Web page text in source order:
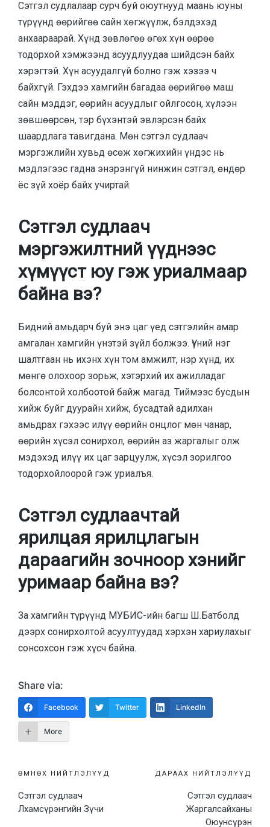
Сэтгэл судлалаар сурч буй оюутнууд маань юуны
түрүүнд өөрийгөө сайн хөгжүүлж, бэлдэхэд
анхаараарай. Хүнд зөвлөгөө өгөх хүн өөрөө
тодорхой хэмжээнд асуудлуудаа шийдсэн байх
хэрэгтэй. Хүн асуудалгүй болно гэж хэзээ ч
байхгүй. Гэхдээ хамгийн багадаа өөрийгөө маш
сайн мэддэг, өөрийн асуудлыг ойлгосон, хүлээн
зөвшөөрсөн, тэр бүхэнтэй эвлэрсэн байх
шаардлага тавигдана. Мөн сэтгэл судлаач
мэргэжлийн хувьд өсөж хөгжихийн үндэс нь
мэдлэгээс гадна энэрэнгүй нинжин сэтгэл, өндөр
ёс зүй хоёр байх учиртай.
Сэтгэл судлаач
мэргэжилтний үүднээс
хүмүүст юу гэж уриалмаар
байна вэ?
Бидний амьдарч буй энэ цаг үед сэтгэлийн амар
амгалан хамгийн үнэтэй зүйл болжээ. Үүний нэг
шалтгаан нь ихэнх хүн том амжилт, нэр хүнд, их
мөнгө олохоор зорьж, хэтэрхий их ажилладаг
болсонтой холбоотой байж магад. Тиймээс бусдын
хийж буйг дуурайн хийж, бусадтай адилхан
амьдрах гэхээс илүү өөрийн онцлог мөн чанар,
өөрийн хүсэл сонирхол, өөрийн аз жаргалыг олж
мэдэхэд илүү их цаг зарцуулж, хүсэл зорилгоо
тодорхойлоорой гэж уриалъя.
Сэтгэл судлаачтай
ярилцая ярилцлагын
дараагийн зочноор хэнийг
уримаар байна вэ?
За хамгийн түрүүнд МУБИС-ийн багш Ш.Батболд
дээрх сонирхолтой асуултуудад хэрхэн хариулахыг
сонсохсон гэж хүсч байна.
Share via:
Facebook Twitter LinkedIn
More
Post
navigation
ӨМНӨХ НИЙТЛЭЛҮҮД
Сэтгэл судлаач
Лхамсүрэнгийн Зүчи
ДАРААХ НИЙТЛЭЛҮҮД
Сэтгэл судлаач
Жаргалсайханы
Оюунсүрэн